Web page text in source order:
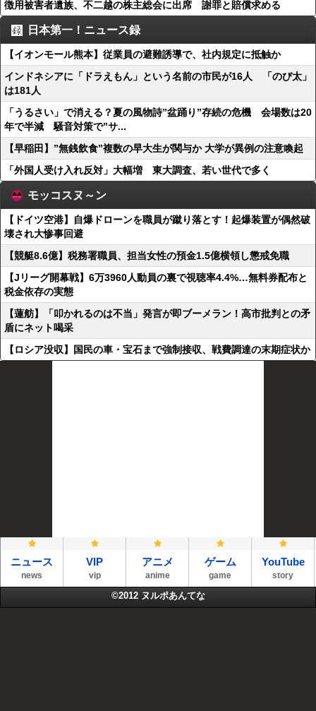
徴用被害者遺族、不二越の株主総会に出席 謝罪と賠償求める
日本第一！ニュース録
【イオンモール熊本】従業員の避難誘導で、社内規定に抵触か
インドネシアに「ドラえもん」という名前の市民が16人 「のび太」
は181人
「うるさい」で消える？夏の風物詩”盆踊り”存続の危機 会場数は20
年で半減 騒音対策で”サ...
【早稲田】”無銭飲食”複数の早大生が関与か 大学が異例の注意喚起
「外国人受け入れ反対」大幅増 東大調査、若い世代で多く
モッコスヌ～ン
【ドイツ空港】自爆ドローンを職員が蹴り落とす！起爆装置が偶然破
壊され大惨事回避
【競艇8.6億】税務署職員、担当女性の預金1.5億横領し懲戒免職
【Jリーグ開幕戦】6万3960人動員の裏で視聴率4.4%…無料券配布と
税金依存の実態
【蓮舫】「叩かれるのは不当」発言が即ブーメラン！高市批判との矛
盾にネット喝采
【ロシア没収】国民の車・宝石まで強制接収、戦費調達の末期症状か
ニュース
news
VIP
vip
アニメ
anime
ゲーム
game
YouTube
story
©2012 ヌルポあんてな